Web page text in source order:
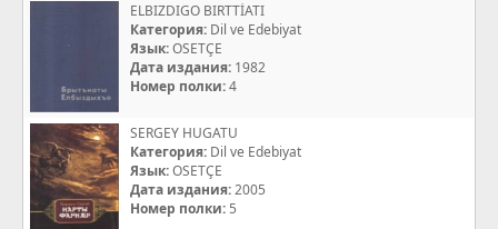
ELBIZDIGO BIRTTİATI
Категория: Dil ve Edebiyat
Язык:OSETÇE
Дата издания: 1982
Номер полки:4
SERGEY HUGATU
Категория: Dil ve Edebiyat
Язык:OSETÇE
Дата издания:2005
Номер полки: 5